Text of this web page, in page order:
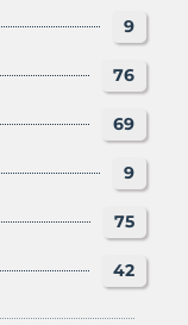
9
76
69
9
75
42